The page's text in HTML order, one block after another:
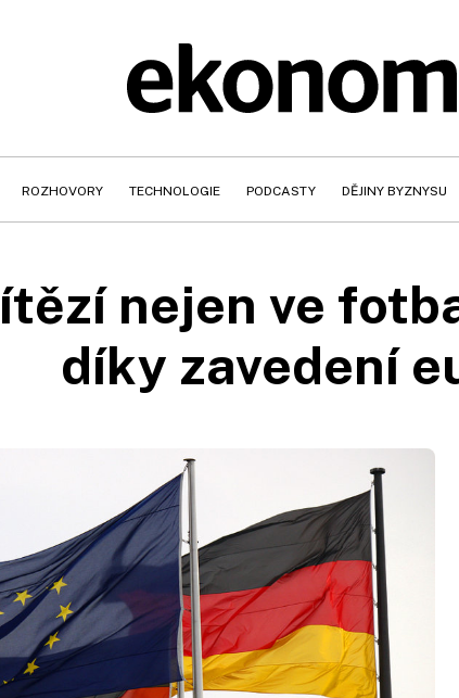
ROZHOVORY TECHNOLOGIE PODCASTY DĚJINY BYZNYSU
nejen ve
díky zavedení